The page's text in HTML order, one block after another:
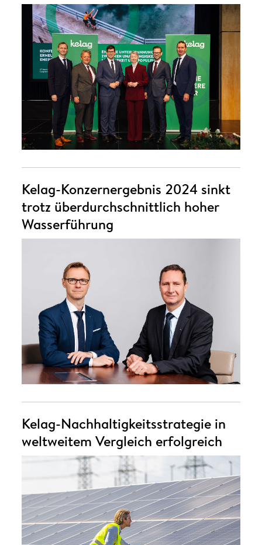
Kelag-Konzernergebnis 2024 sinkt
trotz überdurchschnittlich hoher
Wasserführung
Kelag-Nachhaltigkeitsstrategie in
weltweitem Vergleich erfolgreich